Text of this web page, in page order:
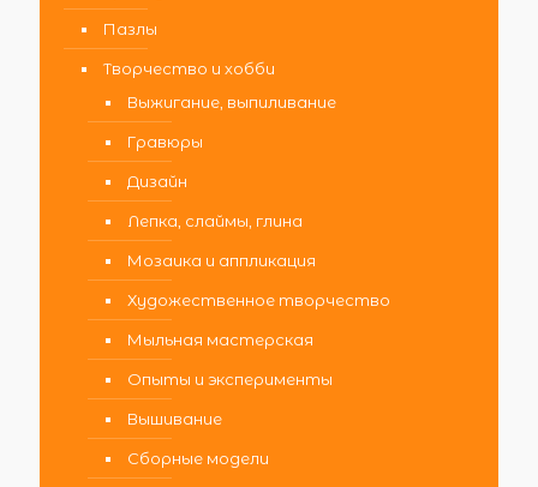
Пазлы
Творчество и хобби
Выжигание, выпиливание
Гравюры
Дизайн
Лепка, слаймы, глина
Мозаика и аппликация
Художественное творчество
Мыльная мастерская
Опыты и эксперименты
Вышивание
Сборные модели